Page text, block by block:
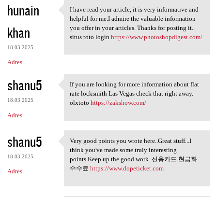
hunain
khan
18.03.2025
Adres
I have read your article, it
I have read your article, it is very informative and
helpful for me.I admire the valuable information
you offer in your articles. Thanks for posting it..
situs toto login https://www.photoshopdigest.com/
shanu5
18.03.2025
Adres
If you are looking for more
If you are looking for more information about flat
rate locksmith Las Vegas check that right away.
olxtoto https://zakshow.com/
shanu5
18.03.2025
Adres
Very good points you wrote
Very good points you wrote here..Great stuff...I
think you've made some truly interesting
points.Keep up the good work. 신용카드 현금화
수수료 https://www.dopeticket.com